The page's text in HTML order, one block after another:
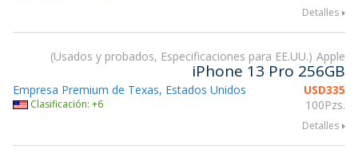
Detalles
Usados y probados, Especificaciones para EE.UU. Apple
iPhone 13 Pro 256GB
USD335
100Pzs.
Empresa Premium de Texas, Estados Unidos
Clasificación: +6
Detalles